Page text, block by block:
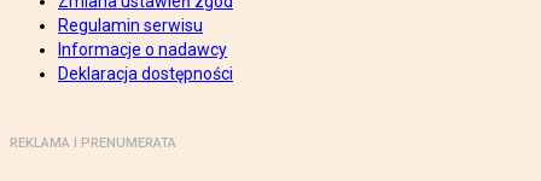
Regulamin serwisu
Informacje o nadawcy
Deklaracja dostępności
REKLAMA I PRENUMERATA